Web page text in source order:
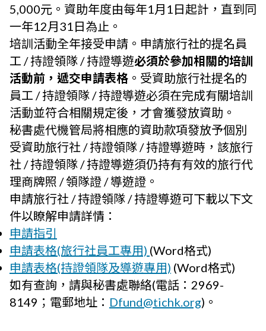
5,000元。資助年度由每年1月1日起計，直到同
一年12月31日為止。
培訓活動全年接受申請。申請旅行社的提名員
工 / 持證領隊 / 持證導遊必須於參加相關的培訓
活動前，遞交申請表格 。受資助旅行社提名的
員工 / 持證領隊 / 持證導遊必須在完成有關培訓
活動並符合相關規定後，才會獲發放資助。
秘書處代機管局將相應的資助款項發放予個別
受資助旅行社 / 持證領隊 / 持證導遊時，該旅行
社 / 持證領隊 / 持證導遊須仍持有有效的旅行代
理商牌照 / 領隊證 / 導遊證。
申請旅行社 / 持證領隊 / 持證導遊可下載以下文
件以瞭解申請詳情：
申請指引
申請表格(旅行社員工專用) (Word格式)
申請表格(持證領隊及導遊專用) (Word格式)
如有查詢，請與秘書處聯絡(電話：2969-
8149；電郵地址： Dfund@tichk.org)。